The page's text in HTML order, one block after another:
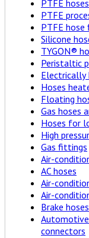
PTFE
PTFE
PTFE
Silicone
TYGON®
Peristaltic
Electrically
Hoses
Floating
Gas hoses
Hoses for
High
Gas fittings
Air-
AC hoses
Air-
Air-
Brake
Automotive
connectors